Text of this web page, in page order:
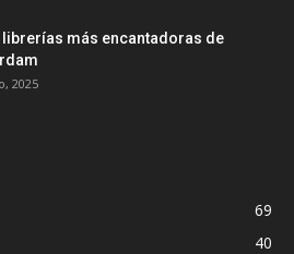
librerías más encantadoras de
2025
69
40